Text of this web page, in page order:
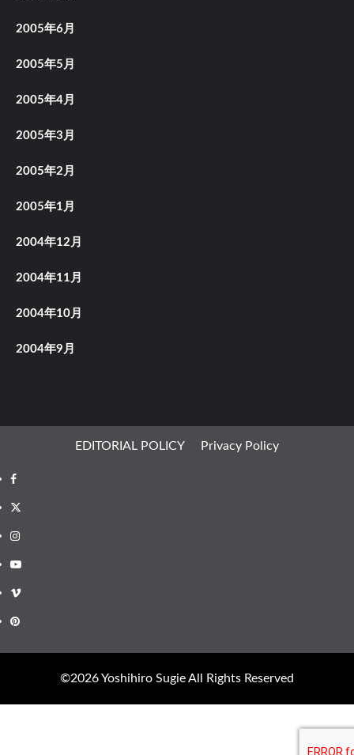
2005年6月
2005年5月
2005年4月
2005年3月
2005年2月
2005年1月
2004年12月
2004年11月
2004年10月
2004年9月
EDITORIAL POLICY Privacy Policy
Facebook
X
Instagram
Youtube
Vimeo
Pinterest
©︎2026 Yoshihiro Sugie All Rights Reserved